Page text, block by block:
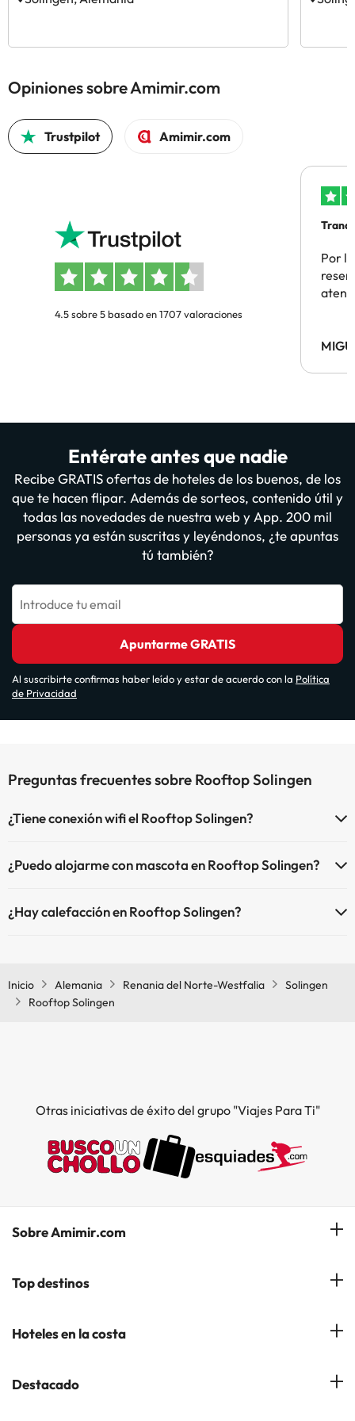
Opiniones sobre Amimir.com
Trustpilot Amimir.com
4.5 sobre 5 basado en 1707 valoraciones
Por
Entérate antes que nadie
Recibe GRATIS ofertas de hoteles de los buenos, de los
que te hacen flipar. Además de sorteos, contenido útil y
todas las novedades de nuestra web y App. 200 mil
personas ya están suscritas y leyéndonos, ¿te apuntas
tú también?
Introduce tu email
Apuntarme GRATIS
Al suscribirte confirmas haber leído y estar de acuerdo con la Política
de Privacidad
Preguntas frecuentes sobre Rooftop Solingen
¿Tiene conexión wifi el Rooftop Solingen?
¿Puedo alojarme con mascota en Rooftop Solingen?
¿Hay calefacción en Rooftop Solingen?
Inicio Alemania Renania del Norte-Westfalia
Solingen
Rooftop Solingen
Otras iniciativas de éxito del grupo "Viajes Para Ti"
Sobre Amimir.com
¿Quiénes somos?
Gestionar mi reserva
Top destinos
Hoteles en Salou
Hoteles en Andorra la Vella
Hoteles en la costa
Hoteles en la Costa Azahar
Destacado